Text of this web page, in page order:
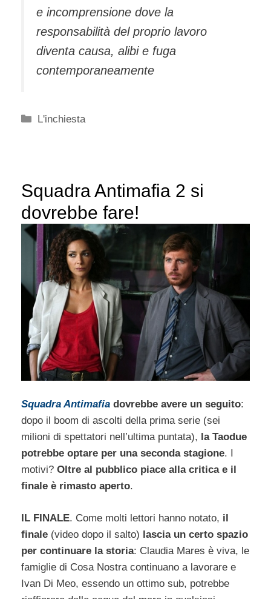
e incomprensione dove la
responsabilità del proprio lavoro
diventa causa, alibi e fuga
contemporaneamente
Categorie
L'inchiesta
Squadra Antimafia 2 si
dovrebbe fare!
Squadra Antimafia dovrebbe avere un seguito:
dopo il boom di ascolti della prima serie (sei
milioni di spettatori nell’ultima puntata), la Taodue
potrebbe optare per una seconda stagione. I
motivi? Oltre al pubblico piace alla critica e il
finale è rimasto aperto.
IL FINALE. Come molti lettori hanno notato, il
finale (video dopo il salto) lascia un certo spazio
per continuare la storia: Claudia Mares è viva, le
famiglie di Cosa Nostra continuano a lavorare e
Ivan Di Meo, essendo un ottimo sub, potrebbe